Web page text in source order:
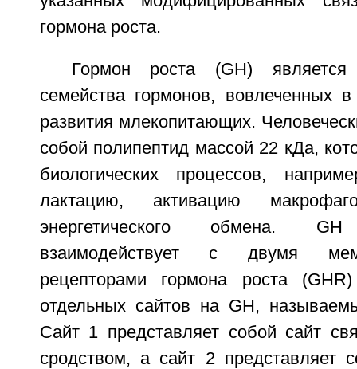
гормона роста.
Гормон роста (GH)
семейства гормонов, вовлеченных
развития млекопитающих.
собой полипептид массой 22 кДа,
биологических процессов,
лактацию, активацию
энергетического обмена. GH
взаимодействует с двумя
рецепторами гормона роста
отдельных сайтов на GH,
Сайт 1 представляет собой сайт
сродством, а сайт 2 представляет